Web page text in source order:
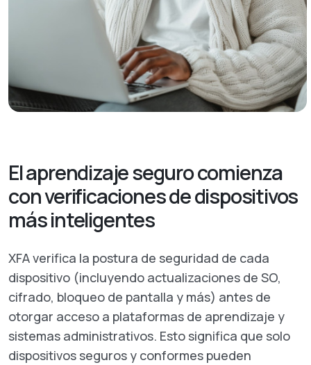
El aprendizaje seguro comienza
con verificaciones de dispositivos
más inteligentes
XFA verifica la postura de seguridad de cada
dispositivo (incluyendo actualizaciones de SO,
cifrado, bloqueo de pantalla y más) antes de
otorgar acceso a plataformas de aprendizaje y
sistemas administrativos. Esto significa que solo
dispositivos seguros y conformes pueden